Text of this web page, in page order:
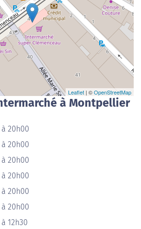
Leaflet | ©OpenStreetMap
à Montpellier
20h00
20h00
20h00
20h00
20h00
20h00
12h30